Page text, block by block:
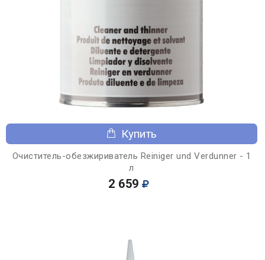
Купить
Очиститель-обезжириватель Reiniger und Verdunner - 1
л
2 659